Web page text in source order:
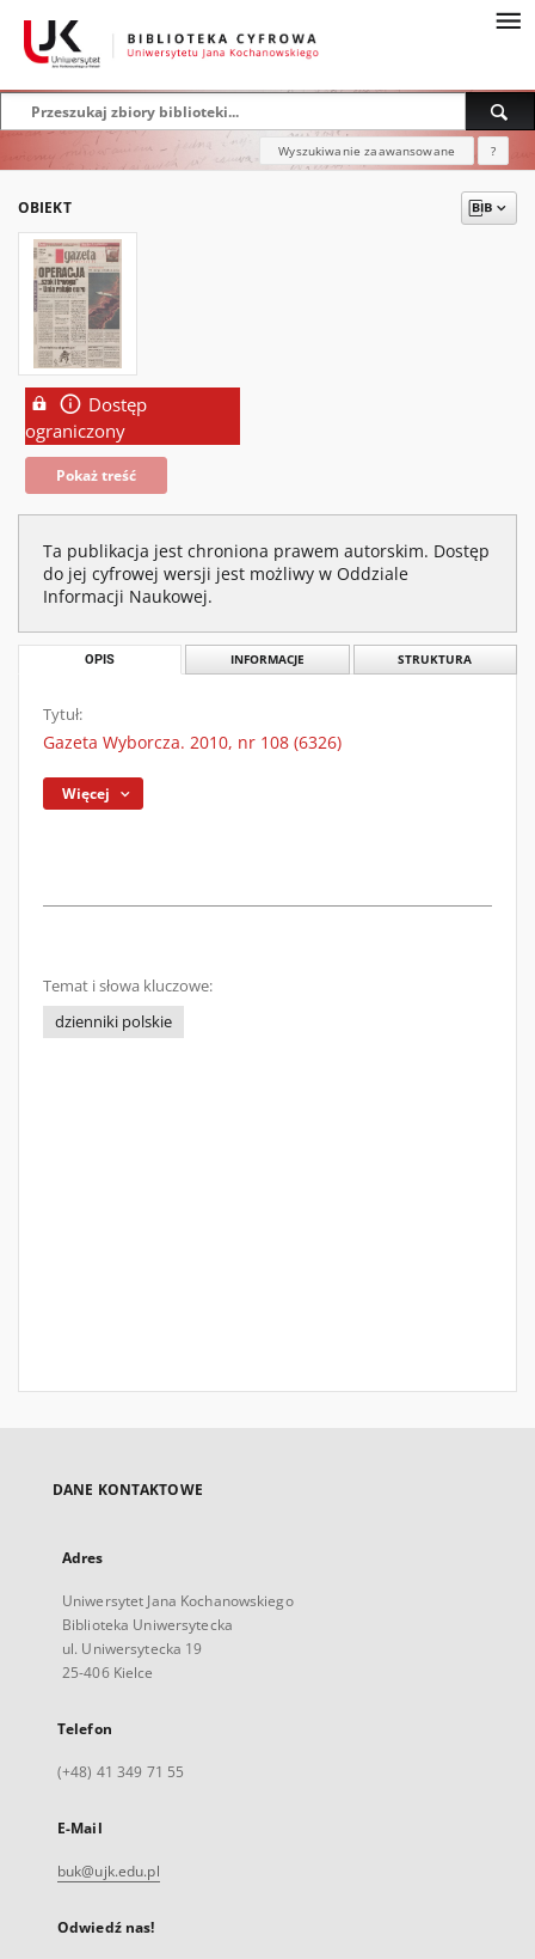
Wyszukiwanie zaawansowane ?
OBIEKT
Dostęp
ograniczony
Pokaż treść
Ta publikacja jest chroniona prawem autorskim. Dostęp
do jej cyfrowej wersji jest możliwy w Oddziale
Informacji Naukowej.
OPIS INFORMACJE STRUKTURA
Tytuł:
Gazeta Wyborcza. 2010, nr 108 (6326)
Więcej
Temat i słowa kluczowe:
dzienniki polskie
DANE KONTAKTOWE
Adres
Uniwersytet Jana Kochanowskiego
Biblioteka Uniwersytecka
ul. Uniwersytecka 19
25-406 Kielce
Telefon
(+48) 41 349 71 55
E-Mail
buk@ujk.edu.pl
Odwiedź nas!